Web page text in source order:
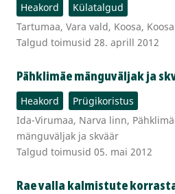
Heakord
Külatalgud
Tartumaa, Vara vald, Koosa,
Talgud toimusid 28. aprill 2012
Pähklimäe mänguväljak ja
Heakord
Prügikoristus
Ida-Virumaa, Narva linn,
mänguväljak ja skväär
Talgud toimusid 05. mai 2012
Rae valla kalmistute